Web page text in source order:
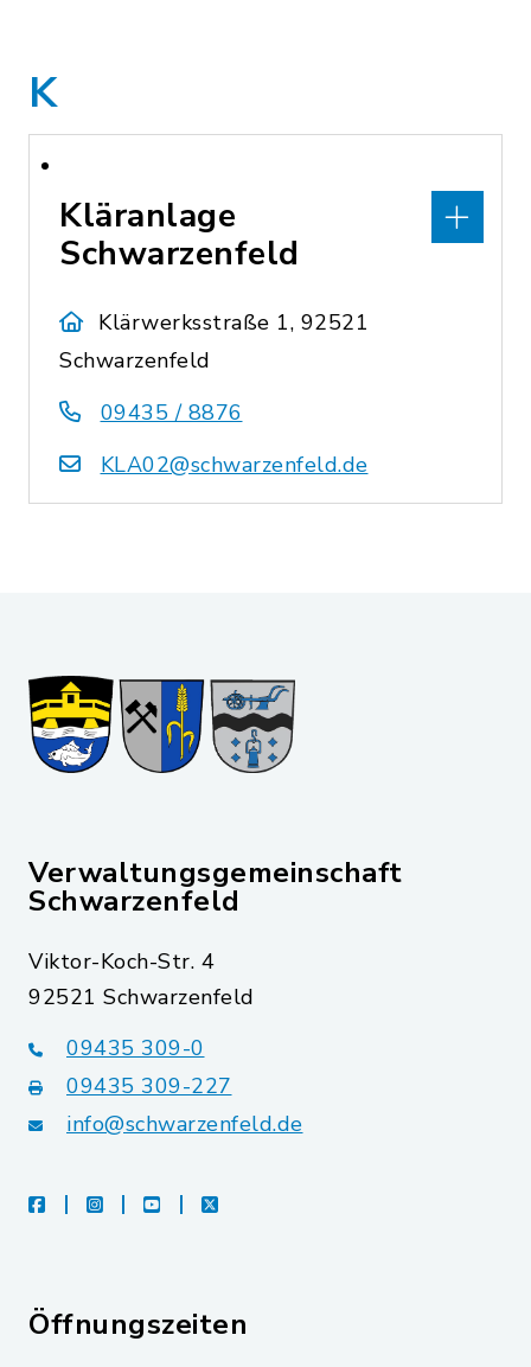
K
Kläranlage
Schwarzenfeld
Klärwerksstraße 1, 92521
Schwarzenfeld
09435 / 8876
KLA02@schwarzenfeld.de
Verwaltungsgemeinschaft
Schwarzenfeld
Viktor-Koch-Str. 4
92521 Schwarzenfeld
09435 309-0
09435 309-227
info@schwarzenfeld.de
facebookinstagramyoutubeX
Öffnungszeiten